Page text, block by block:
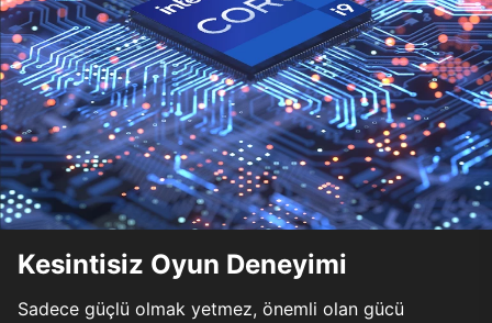
Kesintisiz Oyun Deneyimi
Sadece güçlü olmak yetmez, önemli olan gücü